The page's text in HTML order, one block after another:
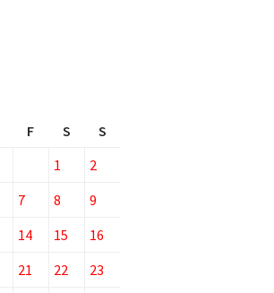
F S
S
1
2
7 8
9
14 15
16
21 22
23